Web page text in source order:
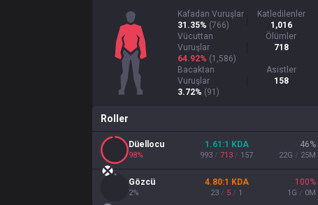
Kafadan Vuruşlar
31.35% (766)
Katledilenler
1,016
Vücuttan
Vuruşlar
64.92% (1,586)
Ölümler
718
Bacaktan
Vuruşlar
3.72% (91 )
Asistler
158
Roller
Düellocu
98%
1.61 :1 KDA
993 / 713 / 157
46%
22G / 25M
Gözcü
2%
4.80:1 KDA
23 / 5 / 1
100%
1 G / 0M